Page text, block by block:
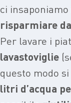
ci
risparmiare
Per lavare i
lavastoviglie
questo modo
litri d’acqua